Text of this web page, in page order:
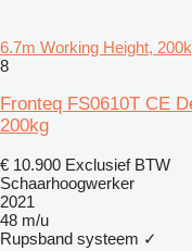
6.7m Working Height,
8
Fronteq FS0610T CE
200kg
€ 10.900 Exclusief BTW
Schaarhoogwerker
2021
48 m/u
Rupsband systeem ✓